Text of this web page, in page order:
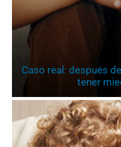
Caso real: después
tener